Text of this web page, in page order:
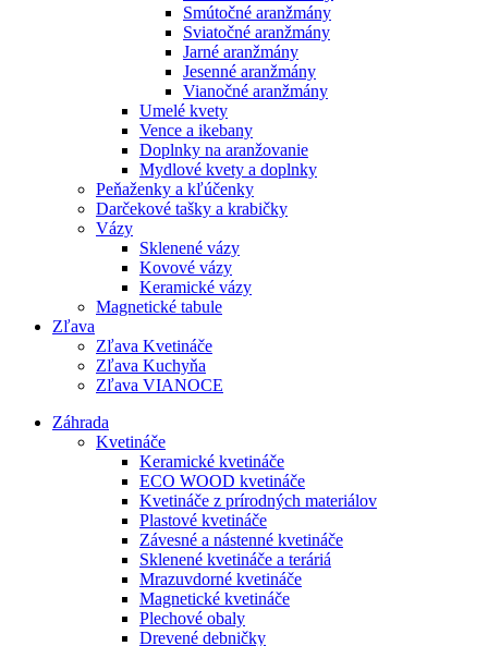
Smútočné aranžmány
Sviatočné aranžmány
Jarné aranžmány
Jesenné aranžmány
Vianočné aranžmány
Umelé kvety
Vence a ikebany
Doplnky na aranžovanie
Mydlové kvety a doplnky
Peňaženky a kľúčenky
Darčekové tašky a krabičky
Vázy
Sklenené vázy
Kovové vázy
Keramické vázy
Magnetické tabule
Zľava
Zľava Kvetináče
Zľava Kuchyňa
Zľava VIANOCE
Záhrada
Kvetináče
Keramické kvetináče
ECO WOOD kvetináče
Kvetináče z prírodných materiálov
Plastové kvetináče
Závesné a nástenné kvetináče
Sklenené kvetináče a teráriá
Mrazuvdorné kvetináče
Magnetické kvetináče
Plechové obaly
Drevené debničky